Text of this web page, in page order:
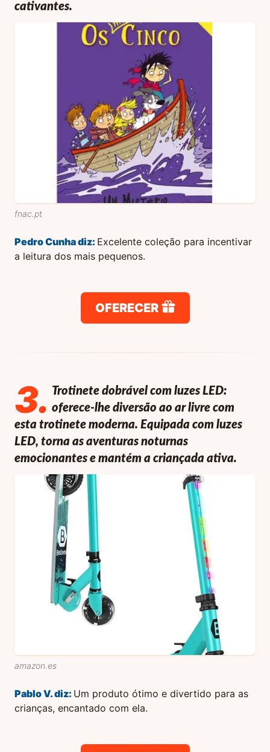
cativantes.
fnac.pt
Pedro Cunhadiz: Excelente coleção para incentivar
a leitura dos mais pequenos.
OFERECER
3. Trotinete dobrável com luzes LED:
oferece-lhe diversão ao ar livre com
esta trotinete moderna. Equipada com luzes
LED, torna as aventuras noturnas
emocionantes e mantém a criançada ativa.
amazon.es
Pablo V.diz: Um produto ótimo e divertido para as
crianças, encantado com ela.